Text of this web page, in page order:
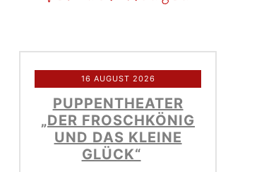
16 AUGUST 2026
PUPPENTHEATER
„DER FROSCHKÖNIG
UND DAS KLEINE
GLÜCK“